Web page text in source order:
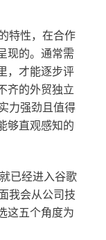
特性，在合作
现的。通常需
，才能逐步评
齐的外贸独立
力强劲且值得
够直观感知的
已经进入谷歌
我会从公司技
这五个角度为